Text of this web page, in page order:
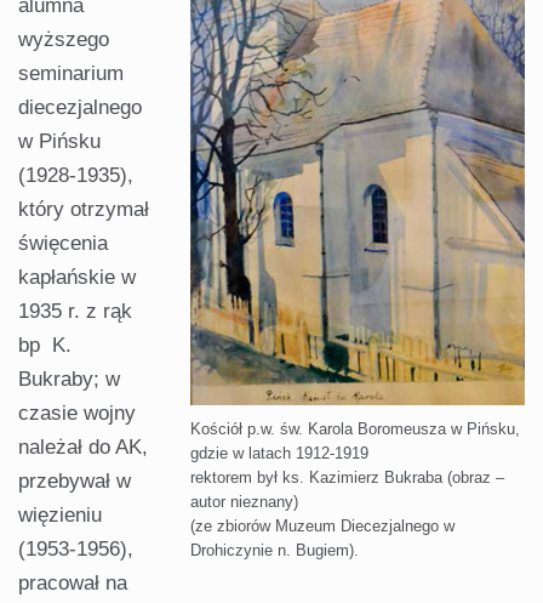
Kościół p.w. św. Karola Boromeusza w Pińsku,
gdzie w latach 1912-1919
rektorem był ks. Kazimierz Bukraba (obraz –
autor nieznany)
(ze zbiorów Muzeum Diecezjalnego w
Drohiczynie n. Bugiem).
alumna
wyższego
seminarium
diecezjalnego
w Pińsku
(1928-1935),
który otrzymał
święcenia
kapłańskie w
1935 r. z rąk
bp K.
Bukraby; w
czasie wojny
należał do AK,
przebywał w
więzieniu
(1953-1956),
pracował na